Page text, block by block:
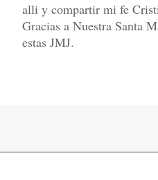
alli y compartir mi fe
Gracias a Nuestra Santa
estas JMJ.